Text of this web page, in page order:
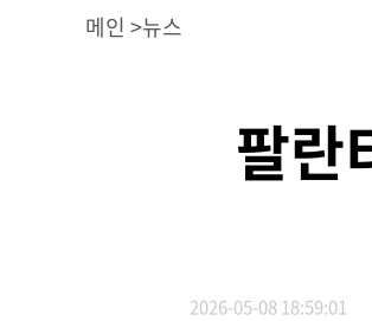
메인 뉴스
팔란
2026-05-08 18:59:01